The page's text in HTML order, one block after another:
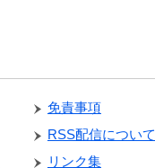
免責事項
RSS配信について
リンク集